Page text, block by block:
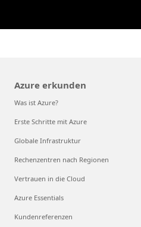
Azure erkunden
Was ist Azure?
Erste Schritte mit Azure
Globale Infrastruktur
Rechenzentren nach Regionen
Vertrauen in die Cloud
Azure Essentials
Kundenreferenzen